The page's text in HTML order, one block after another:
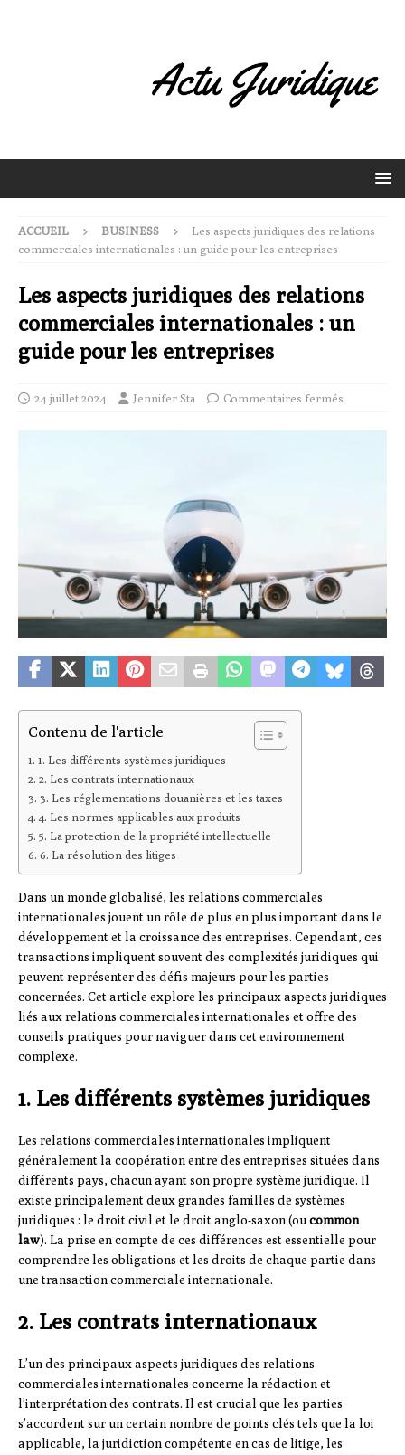
ACCUEIL BUSINESS
Les aspects juridiques des relations
commerciales internationales : un guide pour les entreprises
Les aspects juridiques des relations
commerciales internationales : un
guide pour les entreprises
24 juillet 2024 Jennifer Sta Commentaires fermés
Contenu de l'article
1. Les différents systèmes juridiques
2. Les contrats internationaux
3. Les réglementations douanières et les taxes
4. Les normes applicables aux produits
5. La protection de la propriété intellectuelle
6. La résolution des litiges
Dans un monde globalisé, les relations commerciales
internationales jouent un rôle de plus en plus important dans le
développement et la croissance des entreprises. Cependant, ces
transactions impliquent souvent des complexités juridiques qui
peuvent représenter des défis majeurs pour les parties
concernées. Cet article explore les principaux aspects juridiques
liés aux relations commerciales internationales et offre des
conseils pratiques pour naviguer dans cet environnement
complexe.
1. Les différents systèmes juridiques
Les relations commerciales internationales impliquent
généralement la coopération entre des entreprises situées dans
différents pays, chacun ayant son propre système juridique. Il
existe principalement deux grandes familles de systèmes
juridiques : le droit civil et le droit anglo-saxon (oucommon
law). La prise en compte de ces différences est essentielle pour
comprendre les obligations et les droits de chaque partie dans
une transaction commerciale internationale.
2. Les contrats internationaux
L’un des principaux aspects juridiques des relations
commerciales internationales concerne la rédaction et
l’interprétation des contrats. Il est crucial que les parties
s’accordent sur un certain nombre de points clés tels que la loi
applicable, la juridiction compétente en cas de litige, les